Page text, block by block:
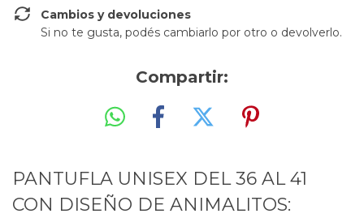
Cambios y devoluciones
Si no te gusta, podés cambiarlo por otro o devolverlo.
Compartir:
PANTUFLA UNISEX DEL 36 AL 41
CON DISEÑO DE ANIMALITOS: